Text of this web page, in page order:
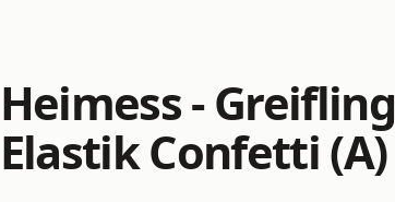
Heimess - Greifling
Elastik Confetti (A)